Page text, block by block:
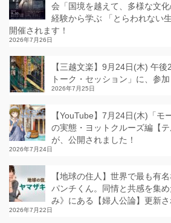
会「国境を越えて、多様な文
経験から学ぶ 「とらわれない
開催されます！
2026年7月26日
【三越文楽】9月24日(木) 午
トーク・セッション」に、参加
2026年7月25日
【YouTube】7月24日(木)「モ
の実態・ヨットクルーズ編【テ
が、公開されました！
2026年7月24日
【地球の住人】世界で最も有
パンチくん。同情と共感を集
み》にある【婦人公論】更新さ
2026年7月22日